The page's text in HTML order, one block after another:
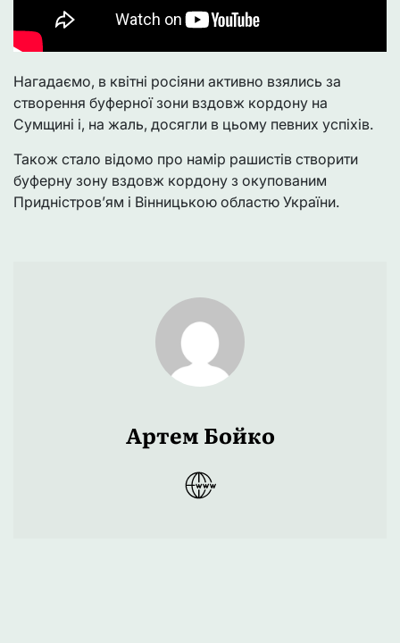
Нагадаємо, в квітні росіяни активно взялись за
створення буферної зони вздовж кордону на
Сумщині і, на жаль, досягли в цьому певних успіхів.
Також стало відомо про намір рашистів створити
буферну зону вздовж кордону з окупованим
Придністров’ям і Вінницькою областю України.
Артем Бойко